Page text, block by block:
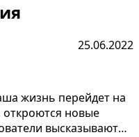
25.06.2022
жизнь перейдет на
новые
высказывают